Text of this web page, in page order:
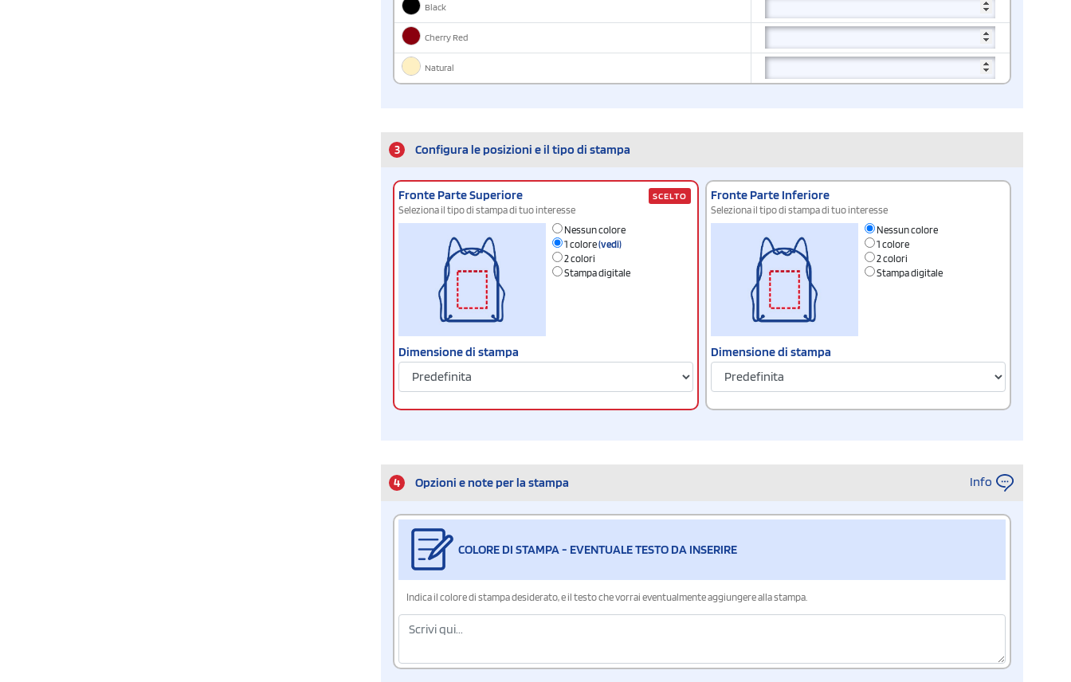
Black
Cherry Red
Natural
3 Configura le posizioni e il tipo di stampa
Fronte Parte Superiore
Seleziona il tipo di stampa di tuo interesse
Nessun colore
1 colore(vedi)
2 colori
Stampa digitale
Dimensione di stampa
SCELTO Fronte Parte Inferiore
Seleziona il tipo di stampa di tuo interesse
Nessun colore
1 colore
2 colori
Stampa digitale
Dimensione di stampa
4 Opzioni e note per la stampa Info
COLORE DI STAMPA - EVENTUALE TESTO DA INSERIRE
Indica il colore di stampa desiderato, e il testo che vorrai eventualmente aggiungere alla stampa.